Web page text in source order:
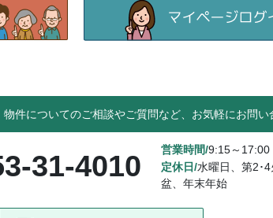
物件についてのご相談やご質問など、お気軽にお問い
31-4010 営業時間/9:15～17:00
定休日/水曜日、第2･
盆、年末年始